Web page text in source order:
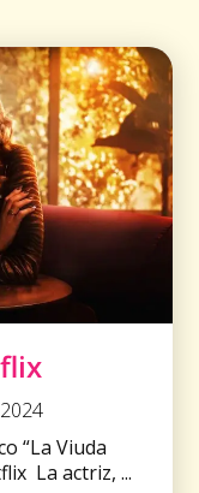
“La Viuda
La actriz, ...